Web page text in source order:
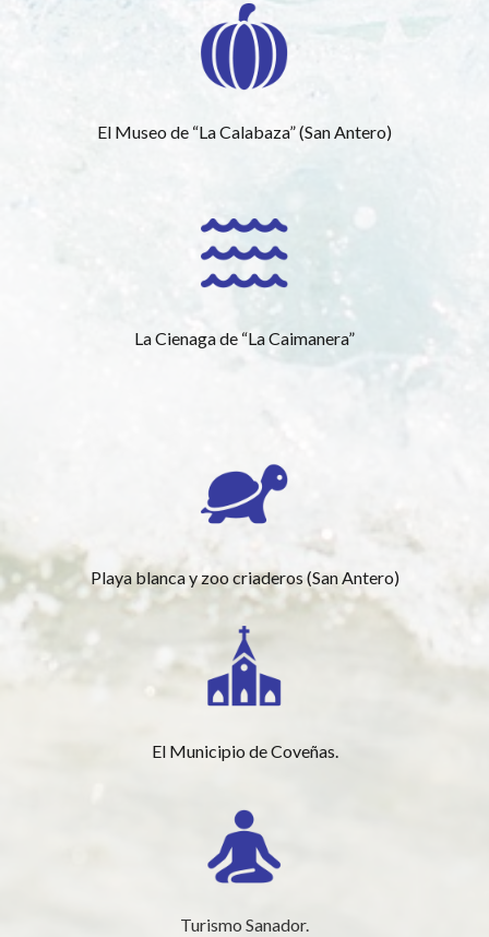
El Museo de “La Calabaza” (San Antero)
La Cienaga de “La Caimanera”
Playa blanca y zoo criaderos (San Antero)
El Municipio de Coveñas.
Turismo Sanador.